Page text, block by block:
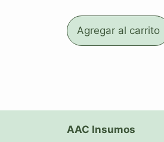
Agregar al carrito
AAC Insumos